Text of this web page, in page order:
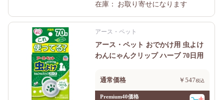
在庫：
お取り寄せになります
アース・ペット
アース・ペット おでかけ用 虫よけ
わんにゃんクリップ ハーブ 70日用
通常価格 ￥547
Premium40価格